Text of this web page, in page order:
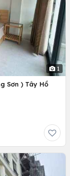
1
Bán 58m - 8 Tầng - 4m.Mặt Tiền.( Trịnh Công Sơn ) Tây Hồ